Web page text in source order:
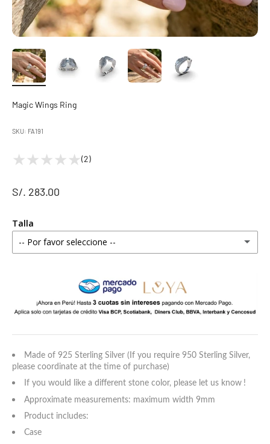
Magic Wings Ring
SKU: FA191
(2)
S/. 283.00
Talla
-- Por favor seleccione --
7 estándar - 4 americana
8 estándar
9 estándar - 5 americana
Made of 925 Sterling Silver (If you require 950 Sterling Silver,
please coordinate at the time of purchase)
If you would like a different stone color, please let us know !
Approximate measurements: maximum width 9mm
Product includes:
Case